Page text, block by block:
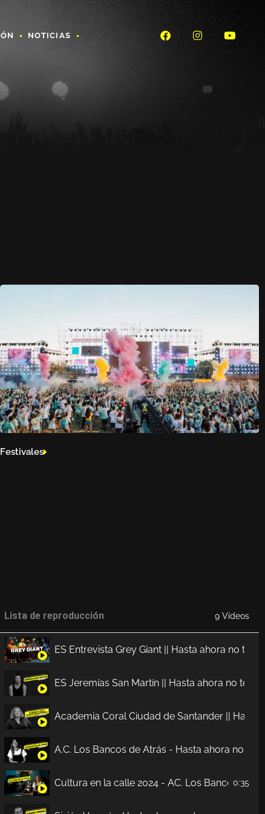
NOTICIAS
Festivales
Lista de reproducción 9 Vídeos
ES Entrevista Grey Giant || Hasta ahora no te
ES Jeremías San Martín || Hasta ahora no te
Academia Coral Ciudad de Santander || Hasta
A.C. Los Bancos de Atrás - Hasta ahora no te
Cultura en la calle 2024 - AC. Los Bancos de
0:35